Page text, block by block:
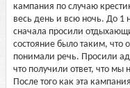
кампания по случаю
весь день и всю ночь. До 1
сначала просили
состояние было таким, что
понимали речь. Просили
что получили ответ, что
После того как эта